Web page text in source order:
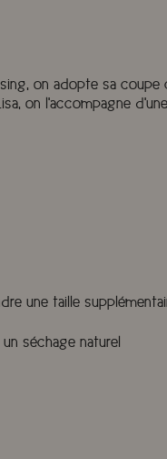
on adopte sa
on l'accompagne
une taille
séchage naturel